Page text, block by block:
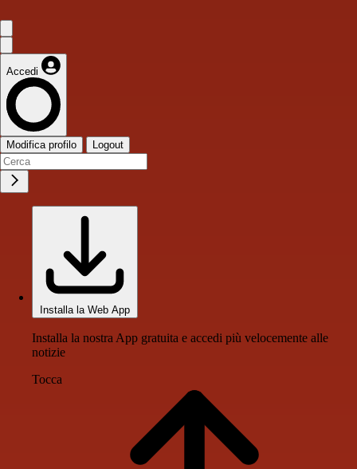
Accedi
Modifica profilo Logout
Installa la Web App
Installa la nostra App gratuita e accedi più velocemente alle
notizie
Tocca